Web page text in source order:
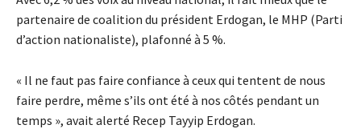
partenaire de coalition du président Erdogan, le MHP (Parti
d’action nationaliste), plafonné à 5 %.
« Il ne faut pas faire confiance à ceux qui tentent de nous
faire perdre, même s’ils ont été à nos côtés pendant un
temps », avait alerté Recep Tayyip Erdogan.